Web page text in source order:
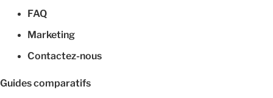
FAQ
Marketing
Contactez-nous
Guides comparatifs